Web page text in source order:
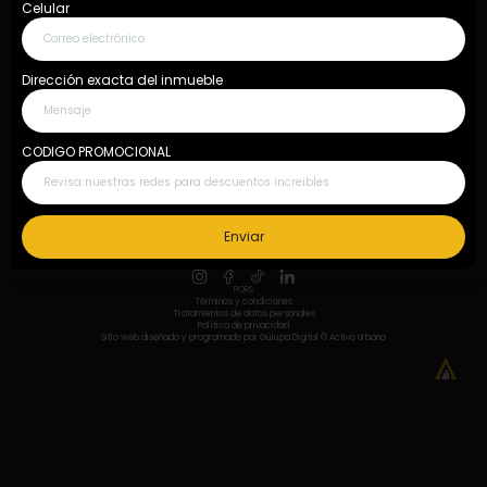
¿Quieres consignar tu inmueble?
Quiero consignar inmueble
Fijo: 604 609 6922 Móvil: 311 658 9597
Nuestros asociados
Sitio web diseñado y programado por Gulupa Digital © Activo Urbano
PQRS
Términos y condiciones
Tratamientos de datos personales
Política de privacidad
Celular
Dirección exacta del inmueble
CODIGO PROMOCIONAL
Enviar